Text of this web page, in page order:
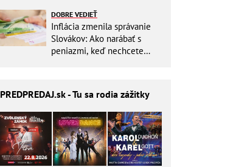
DOBRE VEDIEŤ
Inflácia zmenila správanie
Slovákov: Ako narábať s
peniazmi, keď nechcete
PREDPREDAJ.sk - Tu sa rodia zážitky